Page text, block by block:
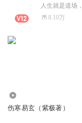
8.10万
伤寒易玄（紫极著）